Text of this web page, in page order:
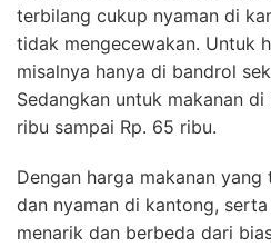
terbilang cukup nyaman di
tidak mengecewakan. Untuk
misalnya hanya di bandrol
Sedangkan untuk makanan
ribu sampai Rp. 65 ribu.
Dengan harga makanan
dan nyaman di kantong,
menarik dan berbeda dari